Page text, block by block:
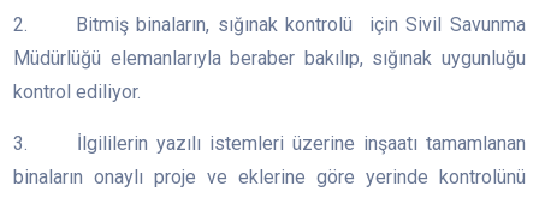
2. Bitmiş binaların, sığınak kontrolü için Sivil Savunma
Müdürlüğü elemanlarıyla beraber bakılıp, sığınak uygunluğu
kontrol ediliyor.
3. İlgililerin yazılı istemleri üzerine inşaatı tamamlanan
binaların onaylı proje ve eklerine göre yerinde kontrolünü